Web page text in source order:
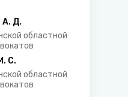
А. Д.
областной
С.
областной